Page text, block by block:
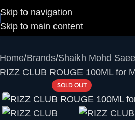
Skip to navigation
Skip to main content
Home Brands Shaikh Mohd
RIZZ CLUB ROUGE 100ML for
SOLD OUT